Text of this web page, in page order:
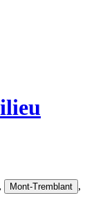
, Mont-Tremblant ,